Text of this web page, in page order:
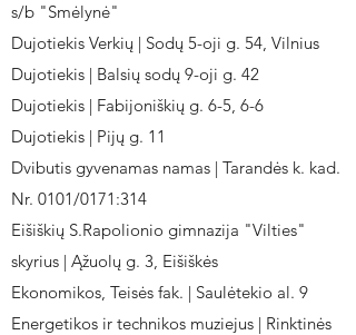
s/b "Smėlynė"
Dujotiekis Verkių | Sodų 5-oji g. 54, Vilnius
Dujotiekis | Balsių sodų 9-oji g. 42
Dujotiekis | Fabijoniškių g. 6-5, 6-6
Dujotiekis | Pijų g. 11
Dvibutis gyvenamas namas | Tarandės k. kad.
Nr. 0101/0171:314
Eišiškių S.Rapolionio gimnazija "Vilties"
skyrius | Ąžuolų g. 3, Eišiškės
Ekonomikos, Teisės fak. | Saulėtekio al. 9
Energetikos ir technikos muziejus | Rinktinės